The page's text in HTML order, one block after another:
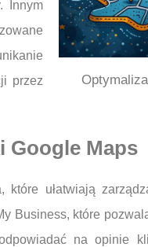
Innym
przez
Google Maps
ułatwiają
Business, które
na opinie